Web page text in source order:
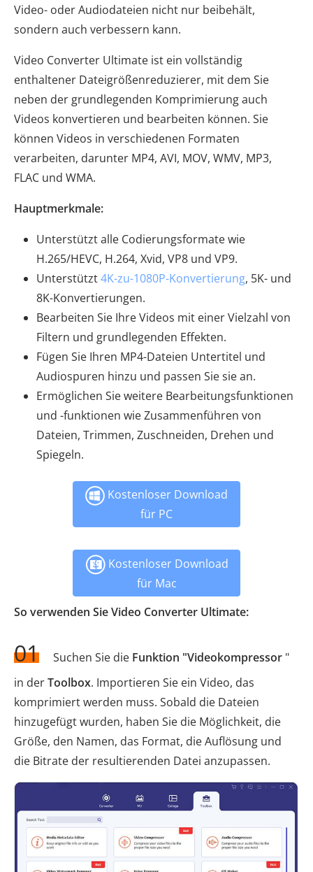
Video- oder Audiodateien nicht nur beibehält,
sondern auch verbessern kann.
Video Converter Ultimate ist ein vollständig
enthaltener Dateigrößenreduzierer, mit dem Sie
neben der grundlegenden Komprimierung auch
Videos konvertieren und bearbeiten können. Sie
können Videos in verschiedenen Formaten
verarbeiten, darunter MP4, AVI, MOV, WMV, MP3,
FLAC und WMA.
Hauptmerkmale:
Unterstützt alle Codierungsformate wie
H.265/HEVC, H.264, Xvid, VP8 und VP9.
Unterstützt4K-zu-1080P-Konvertierung, 5K- und
8K-Konvertierungen.
Bearbeiten Sie Ihre Videos mit einer Vielzahl von
Filtern und grundlegenden Effekten.
Fügen Sie Ihren MP4-Dateien Untertitel und
Audiospuren hinzu und passen Sie sie an.
Ermöglichen Sie weitere Bearbeitungsfunktionen
und -funktionen wie Zusammenführen von
Dateien, Trimmen, Zuschneiden, Drehen und
Spiegeln.
Kostenloser Download
für PC
Kostenloser Download
für Mac
So verwenden Sie Video Converter Ultimate:
01 Suchen Sie die Funktion "Videokompressor "
in derToolbox. Importieren Sie ein Video, das
komprimiert werden muss. Sobald die Dateien
hinzugefügt wurden, haben Sie die Möglichkeit, die
Größe, den Namen, das Format, die Auflösung und
die Bitrate der resultierenden Datei anzupassen.